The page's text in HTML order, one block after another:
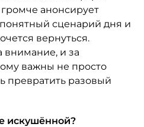
анонсирует
понятный сценарий дня и
вернуться.
внимание, и за
важны не просто
превратить разовый
искушённой?